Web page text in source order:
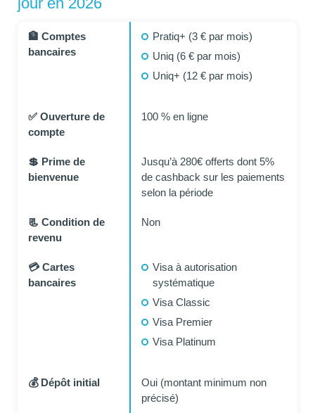
🏦 Comptes
bancaires
Pratiq+ (3 € par mois)
Uniq (6 € par mois)
Uniq+ (12 € par mois)
✅ Ouverture de
compte
100 % en ligne
💲 Prime de
bienvenue
Jusqu’à 280€ offerts dont 5%
de cashback sur les paiements
selon la période
📃 Condition de
revenu
Non
💳 Cartes
bancaires
Visa à autorisation
systématique
Visa Classic
Visa Premier
Visa Platinum
💰 Dépôt initial
Oui (montant minimum non
précisé)